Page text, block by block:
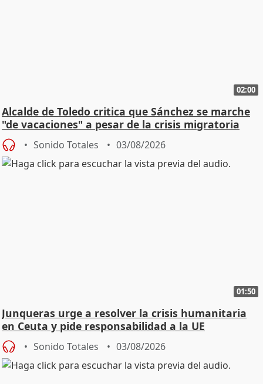
02:00
Alcalde de Toledo critica que Sánchez se marche
"de vacaciones" a pesar de la crisis migratoria
Sonido Totales 03/08/2026
01:50
Junqueras urge a resolver la crisis humanitaria
en Ceuta y pide responsabilidad a la UE
Sonido Totales 03/08/2026